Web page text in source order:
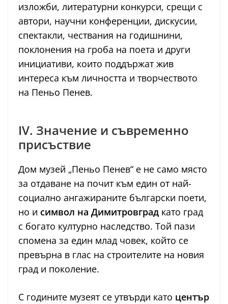
изложби, литературни конкурси, срещи с
автори, научни конференции, дискусии,
спектакли, чествания на годишнини,
поклонения на гроба на поета и други
инициативи, които поддържат жив
интереса към личността и творчеството
на Пеньо Пенев.
IV. Значение и съвременно
присъствие
Дом музей „Пеньо Пенев“ е не само място
за отдаване на почит към един от най-
социално ангажираните български поети,
но и символ на Димитровград като град
с богато културно наследство. Той пази
спомена за един млад човек, който се
превърна в глас на строителите на новия
град и поколение.
С годините музеят се утвърди като център